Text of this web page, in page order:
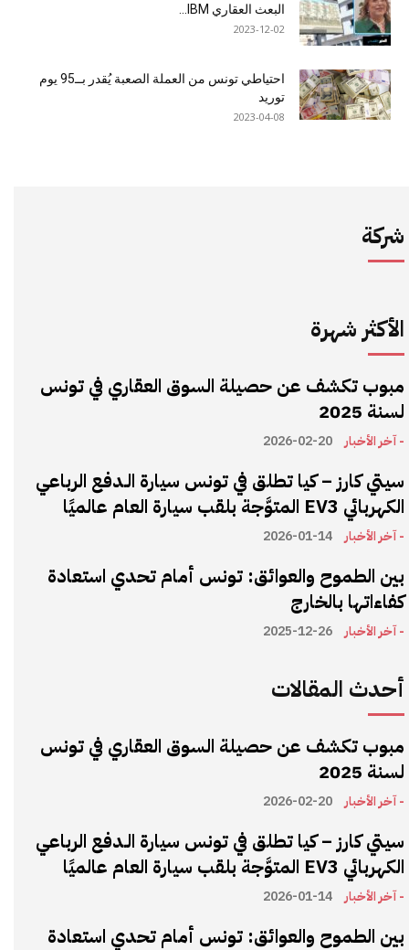
البعث العقاري IBM...
2023-12-02
احتياطي تونس من العملة الصعبة يُقدر بــ95 يوم
توريد
2023-04-08
شركة
الأكثر شهرة
مبوب تكشف عن حصيلة السوق العقاري في تونس
لسنة 2025
- آخر الأخبار 2026-02-20
سيتي كارز – كيا تطلق في تونس سيارة الـدفع الرباعي
الكهربائي EV3 المتوَّجة بلقب سيارة العام عالميًا
- آخر الأخبار 2026-01-14
بين الطموح والعوائق: تونس أمام تحدي استعادة
كفاءاتها بالخارج
- آخر الأخبار 2025-12-26
أحدث المقالات
مبوب تكشف عن حصيلة السوق العقاري في تونس
لسنة 2025
- آخر الأخبار 2026-02-20
سيتي كارز – كيا تطلق في تونس سيارة الـدفع الرباعي
الكهربائي EV3 المتوَّجة بلقب سيارة العام عالميًا
- آخر الأخبار 2026-01-14
بين الطموح والعوائق: تونس أمام تحدي استعادة